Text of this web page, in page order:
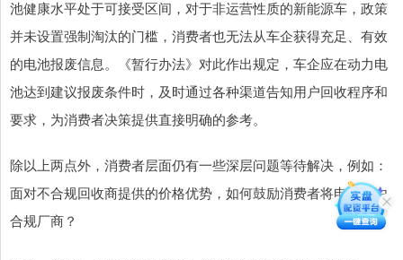
池健康水平处于可接受区间，对于非运营性质的新能源车，政策
并未设置强制淘汰的门槛，消费者也无法从车企获得充足、有效
的电池报废信息。《暂行办法》对此作出规定，车企应在动力电
池达到建议报废条件时，及时通过各种渠道告知用户回收程序和
要求，为消费者决策提供直接明确的参考。
除以上两点外，消费者层面仍有一些深层问题等待解决，例如：
面对不合规回收商提供的价格优势，如何鼓励消费者将电池交由
合规厂商？